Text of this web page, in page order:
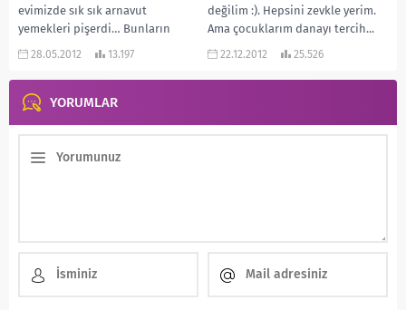
evimizde sık sık arnavut
yemekleri pişerdi… Bunların
başında da arnavut ciğeri
28.05.2012 13.197
değilim :). Hepsini zevkle yerim.
Ama çocuklarım danayı tercih...
22.12.2012 25.526
YORUMLAR